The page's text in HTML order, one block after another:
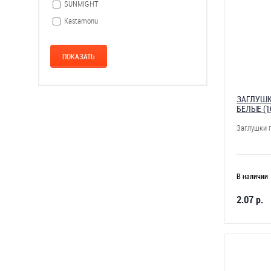
SUNMIGHT
Kastamonu
БЕЛЫЕ
Заглушки
В наличии
2.07 р.